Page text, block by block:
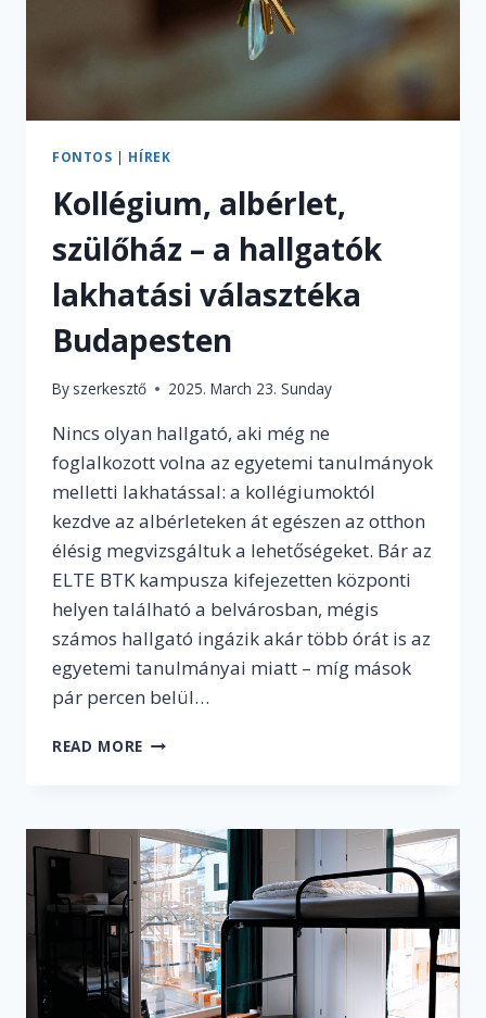
FONTOS | HÍREK
Kollégium, albérlet,
szülőház – a hallgatók
lakhatási választéka
Budapesten
By szerkesztő 2025. March 23. Sunday
Nincs olyan hallgató, aki még ne
foglalkozott volna az egyetemi tanulmányok
melletti lakhatással: a kollégiumoktól
kezdve az albérleteken át egészen az otthon
élésig megvizsgáltuk a lehetőségeket. Bár az
ELTE BTK kampusza kifejezetten központi
helyen található a belvárosban, mégis
számos hallgató ingázik akár több órát is az
egyetemi tanulmányai miatt – míg mások
pár percen belül…
READ MORE KOLLÉGIUM,
A
HALLGATÓK
LAKHATÁSI
VÁLASZTÉKA
BUDAPESTEN